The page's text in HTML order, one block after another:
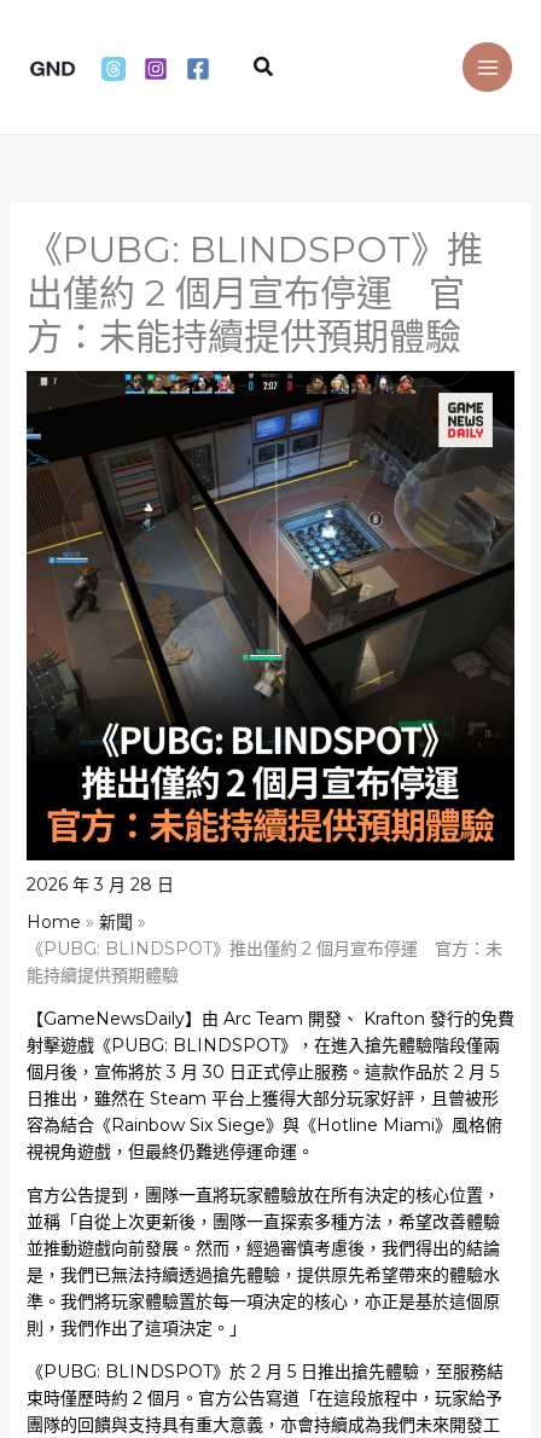
content
Search
《PUBG: BLINDSPOT》推
出僅約 2 個月宣布停運 官
方：未能持續提供預期體驗
2026 年 3 月 28 日
Home
新聞
《PUBG: BLINDSPOT》推出僅約 2 個月宣布停運 官方：未
能持續提供預期體驗
【GameNewsDaily】由 Arc Team 開發、 Krafton 發行的免費
射擊遊戲《PUBG: BLINDSPOT》，在進入搶先體驗階段僅兩
個月後，宣佈將於 3 月 30 日正式停止服務。這款作品於 2 月 5
日推出，雖然在 Steam 平台上獲得大部分玩家好評，且曾被形
容為結合《Rainbow Six Siege》與《Hotline Miami》風格俯
視視角遊戲，但最終仍難逃停運命運。
官方公告提到，團隊一直將玩家體驗放在所有決定的核心位置，
並稱「自從上次更新後，團隊一直探索多種方法，希望改善體驗
並推動遊戲向前發展。然而，經過審慎考慮後，我們得出的結論
是，我們已無法持續透過搶先體驗，提供原先希望帶來的體驗水
準。我們將玩家體驗置於每一項決定的核心，亦正是基於這個原
則，我們作出了這項決定。」
《PUBG: BLINDSPOT》於 2 月 5 日推出搶先體驗，至服務結
束時僅歷時約 2 個月。官方公告寫道「在這段旅程中，玩家給予
團隊的回饋與支持具有重大意義，亦會持續成為我們未來開發工